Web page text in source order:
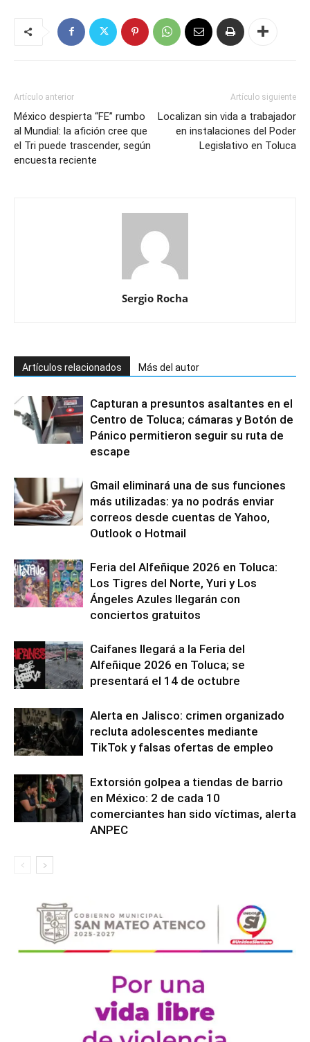
Artículo anterior
México despierta “FE” rumbo
al Mundial: la afición cree que
el Tri puede trascender, según
encuesta reciente
Artículo siguiente
Localizan sin vida a trabajador
en instalaciones del Poder
Legislativo en Toluca
Sergio Rocha
Artículos relacionados Más del autor
Capturan a presuntos asaltantes en el
Centro de Toluca; cámaras y Botón de
Pánico permitieron seguir su ruta de
escape
Gmail eliminará una de sus funciones
más utilizadas: ya no podrás enviar
correos desde cuentas de Yahoo,
Outlook o Hotmail
Feria del Alfeñique 2026 en Toluca:
Los Tigres del Norte, Yuri y Los
Ángeles Azules llegarán con
conciertos gratuitos
Caifanes llegará a la Feria del
Alfeñique 2026 en Toluca; se
presentará el 14 de octubre
Alerta en Jalisco: crimen organizado
recluta adolescentes mediante
TikTok y falsas ofertas de empleo
Extorsión golpea a tiendas de barrio
en México: 2 de cada 10
comerciantes han sido víctimas, alerta
ANPEC